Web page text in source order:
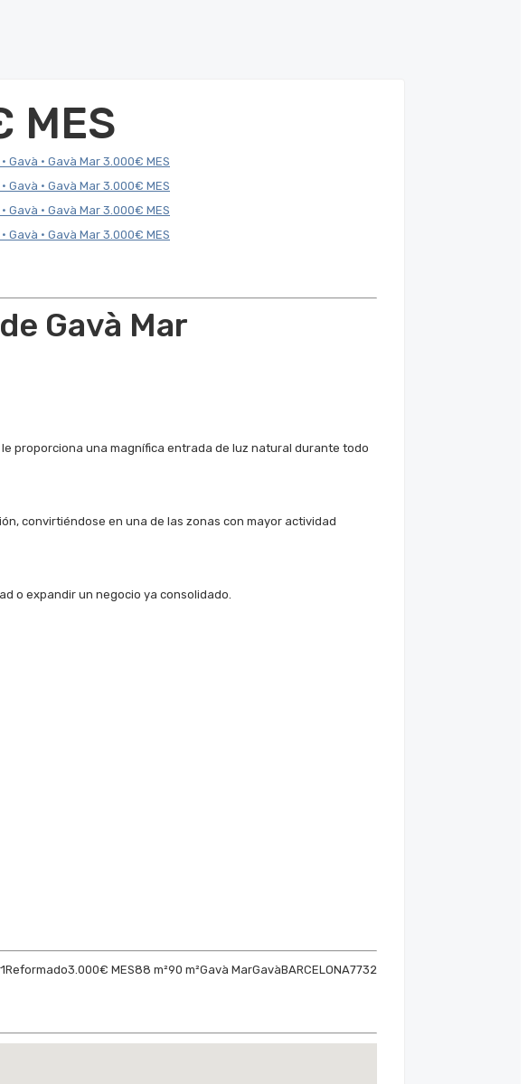
MES
Gavà Mar
proporciona una magnífica entrada de luz natural durante todo
convirtiéndose en una de las zonas con mayor actividad
o expandir un negocio ya consolidado.
7732
BARCELONA
Gavà
Gavà Mar
90 m²
88 m²
3.000€ MES
Reformado
1